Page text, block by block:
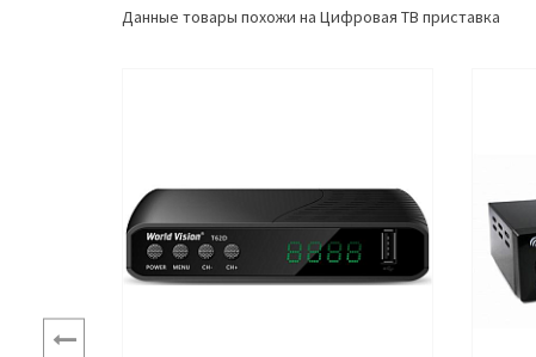
Данные товары похожи на Цифровая ТВ приставка